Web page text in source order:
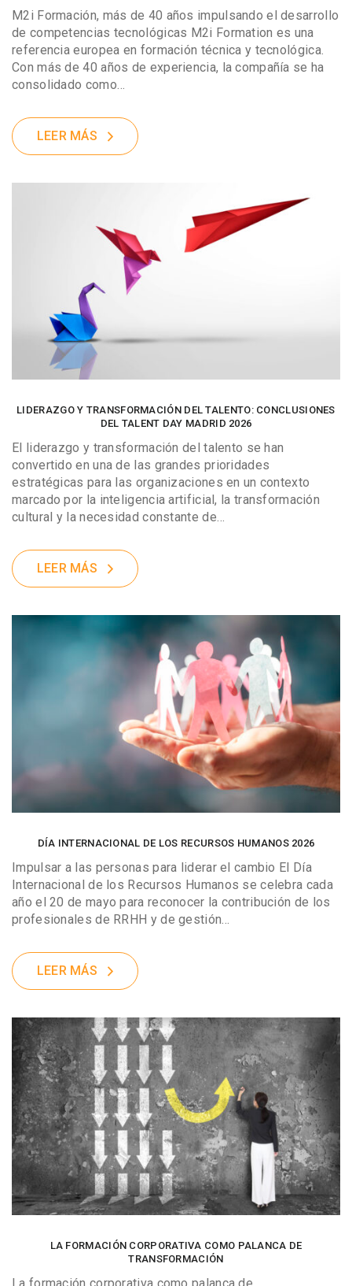
M2i Formación, más de 40 años impulsando el desarrollo
de competencias tecnológicas M2i Formation es una
referencia europea en formación técnica y tecnológica.
Con más de 40 años de experiencia, la compañía se ha
consolidado como…
LEER MÁS
LIDERAZGO Y TRANSFORMACIÓN DEL TALENTO: CONCLUSIONES
DEL TALENT DAY MADRID 2026
El liderazgo y transformación del talento se han
convertido en una de las grandes prioridades
estratégicas para las organizaciones en un contexto
marcado por la inteligencia artificial, la transformación
cultural y la necesidad constante de…
LEER MÁS
DÍA INTERNACIONAL DE LOS RECURSOS HUMANOS 2026
Impulsar a las personas para liderar el cambio El Día
Internacional de los Recursos Humanos se celebra cada
año el 20 de mayo para reconocer la contribución de los
profesionales de RRHH y de gestión…
LEER MÁS
LA FORMACIÓN CORPORATIVA COMO PALANCA DE
TRANSFORMACIÓN